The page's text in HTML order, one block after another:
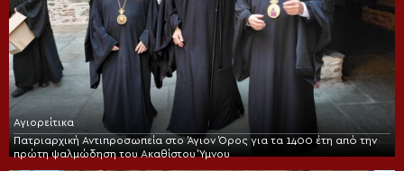
Αγιορείτικα
Πατριαρχική Αντιπροσωπεία στο Άγιον Όρος για τα 1400 έτη από την
πρώτη ψαλμώδηση του Ακαθίστου Ύμνου